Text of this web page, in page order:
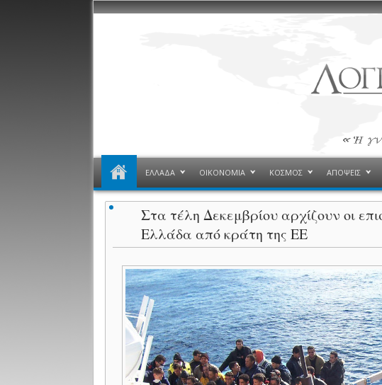
ΕΛΛΑΔΑ ΟΙΚΟΝΟΜΙΑ ΚΟΣΜΟΣ ΑΠΟΨΕΙΣ
Στα τέλη Δεκεμβρίου αρχίζουν οι
Ελλάδα από κράτη της ΕΕ